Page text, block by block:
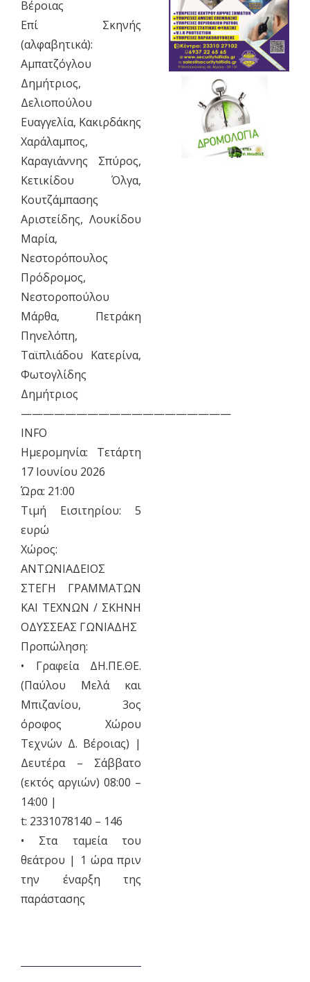
Βέροιας
Επί Σκηνής
(αλφαβητικά):
Αμπατζόγλου
Δημήτριος,
Δελιοπούλου
Ευαγγελία, Κακιρδάκης
Χαράλαμπος,
Καραγιάννης Σπύρος,
Κετικίδου Όλγα,
Κουτζάμπασης
Αριστείδης, Λουκίδου
Μαρία,
Νεστορόπουλος
Πρόδρομος,
Νεστοροπούλου
Μάρθα, Πετράκη
Πηνελόπη,
Ταϊπλιάδου Κατερίνα,
Φωτογλίδης
Δημήτριος
———————————————————
INFO
Ημερομηνία: Τετάρτη
17 Ιουνίου 2026
Ώρα: 21:00
Τιμή Εισιτηρίου: 5
ευρώ
Χώρος:
ΑΝΤΩΝΙΑΔΕΙΟΣ
ΣΤΕΓΗ ΓΡΑΜΜΑΤΩΝ
ΚΑΙ ΤΕΧΝΩΝ / ΣΚΗΝΗ
ΟΔΥΣΣΕΑΣ ΓΩΝΙΑΔΗΣ
Προπώληση:
• Γραφεία ΔΗ.ΠΕ.ΘΕ.
(Παύλου Μελά και
Μπιζανίου, 3ος
όροφος Χώρου
Τεχνών Δ. Βέροιας) |
Δευτέρα – Σάββατο
(εκτός αργιών) 08:00 –
14:00 |
t: 2331078140 – 146
• Στα ταμεία του
θεάτρου | 1 ώρα πριν
την έναρξη της
παράστασης